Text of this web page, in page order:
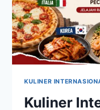
YANG
KULINER
Kuliner